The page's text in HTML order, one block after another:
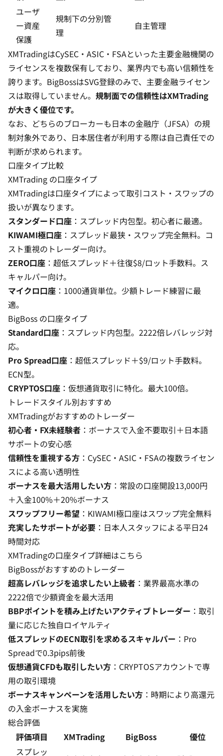
ユーザ
ー資産
保護
規制下の分別管
理
自主管理
XMTradingはCySEC・ASIC・FSAといった主要金融機関の
ライセンスを複数保有しており、業界内でも高い信頼性を
誇ります。BigBossはSVG登録のみで、主要金融ライセン
スは取得していません。 規制面での信頼性はXMTrading
が大きく優位です。
なお、どちらのブローカーも日本の金融庁（JFSA）の規
制対象外であり、日本居住者が利用する際は自己責任での
判断が求められます。
口座タイプ比較
XMTrading の口座タイプ
XMTradingは口座タイプによって取引コスト・スワップの
扱いが異なります。
スタンダード口座 ：スプレッド内包型。初心者に最適。
KIWAMI極口座 ：スプレッド最狭・スワップ完全無料。コ
スト重視のトレーダー向け。
ZERO口座 ：超低スプレッド＋往復$8/ロット手数料。ス
キャルパー向け。
マイクロ口座 ：1000通貨単位。少額トレード練習に最
適。
BigBoss の口座タイプ
Standard口座 ：スプレッド内包型。2222倍レバレッジ対
応。
Pro Spread口座 ：超低スプレッド＋$9/ロット手数料。
ECN型。
CRYPTOS口座 ：仮想通貨取引に特化。最大100倍。
トレードスタイル別おすすめ
XMTradingがおすすめのトレーダー
初心者・FX未経験者 ：ボーナスで入金不要取引＋日本語
サポートの安心感
信頼性を重視する方 ：CySEC・ASIC・FSAの複数ライセン
スによる高い透明性
ボーナスを最大活用したい方 ：常設の口座開設13,000円
＋入金100%＋20%ボーナス
スワップフリー希望 ：KIWAMI極口座はスワップ完全無料
充実したサポートが必要 ：日本人スタッフによる平日24
時間対応
XMTradingの口座タイプ詳細はこちら
BigBossがおすすめのトレーダー
超高レバレッジを追求したい上級者 ：業界最高水準の
2222倍で少額資金を最大活用
BBPポイントを積み上げたいアクティブトレーダー ：取引
量に応じた独自ロイヤルティ
低スプレッドのECN取引を求めるスキャルパー ：Pro
Spreadで0.3pips前後
仮想通貨CFDも取引したい方 ：CRYPTOSアカウントで専
用の取引環境
ボーナスキャンペーンを活用したい方 ：時期により高還元
の入金ボーナスを実施
総合評価
評価項目
XMTrading BigBoss
優位
スプレッ